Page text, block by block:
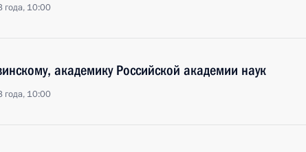
года, 10:00
академику Российской академии наук
года, 10:00